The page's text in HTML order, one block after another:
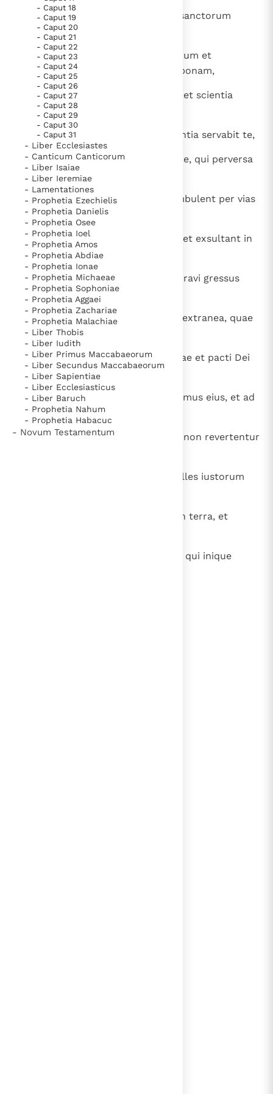
Paus Leo XIV in Pavia: "De stad is zowel een gave als
een taak"
Paus in Pavia: St. Augustinus toont ons de noodzaak om
"naar het innerlijk" toe te keren.
RK Documenten stelt heel veel belangrijke
kerkelijke documenten van de Rooms
Katholieke Kerk in het Nederlands beschikbaar
en is volledig afhankelijk van donaties.
Ik help mee!
- Caput 18
- Caput 19
- Caput 20
- Caput 21
- Caput 22
- Caput 23
- Caput 24
- Caput 25
- Caput 26
- Caput 27
- Caput 28
- Caput 29
- Caput 30
- Caput 31
- Liber Ecclesiastes
- Canticum Canticorum
- Liber Isaiae
- Liber Ieremiae
- Lamentationes
- Prophetia Ezechielis
- Prophetia Danielis
- Prophetia Osee
- Prophetia Ioel
- Prophetia Amos
- Prophetia Abdiae
- Prophetia Ionae
- Prophetia Michaeae
- Prophetia Sophoniae
- Prophetia Aggaei
- Prophetia Zachariae
- Prophetia Malachiae
- Liber Thobis
- Liber Iudith
- Liber Primus Maccabaeorum
- Liber Secundus Maccabaeorum
- Liber Sapientiae
- Liber Ecclesiasticus
- Liber Baruch
- Prophetia Nahum
- Prophetia Habacuc
- Novum Testamentum
servans semitas iustitiae et vias sanctorum
custodiens.
Tunc intelleges iustitiam et iudicium et
aequitatem et omnem semitam bonam,
quia intrabit sapientia cor tuum, et scientia
animae tuae placebit.
Consilium custodiet te, et prudentia servabit te,
ut eruaris a via mala et ab homine, qui perversa
loquitur;
qui relinquunt iter rectum, ut ambulent per vias
tenebrosas;
qui laetantur, cum malefecerint, et exsultant in
rebus pessimis:
quorum viae perversae sunt, et pravi gressus
eorum.
Ut eruaris a muliere aliena et ab extranea, quae
mollit sermones suos
et relinquit ducem pubertatis suae et pacti Dei
sui oblita est.
Inclinata est enim ad mortem domus eius, et ad
inferos semitae ipsius;
19
omnes, qui ingrediuntur ad eam, non revertentur
Ut ambules in via bonorum et calles iustorum
qui enim recti sunt, habitabunt in terra, et
impii vero de terra perdentur, et, qui inique